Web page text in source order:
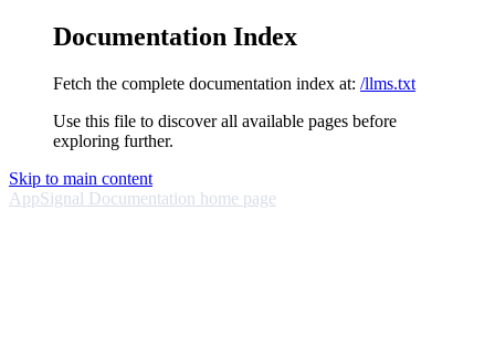
Documentation Index
Fetch the complete documentation index at: /llms.txt
Use this file to discover all available pages before
exploring further.
Skip to main content
AppSignal Documentation home page